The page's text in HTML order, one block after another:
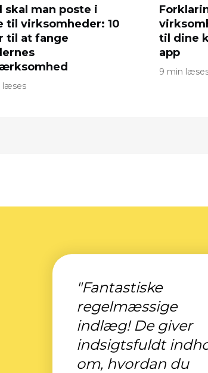
skal man poste i
til virksomheder: 10
til at fange
læses
til dine
app
9 min
"Fantastiske
regelmæssige
indlæg! De giver
indsigtsfuldt
om, hvordan du